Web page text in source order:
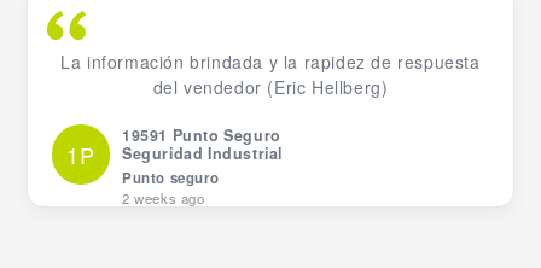
La información brindada y la rapidez de respuesta
del vendedor (Eric Hellberg)
1P
19591 Punto Seguro
Seguridad Industrial
Punto seguro
2 weeks ago